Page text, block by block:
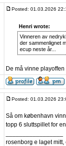
Posted: 01.03.2026
Henri wrote:
Vinneren av
der sammenlignet
ecup neste år...
De må vinne
Posted: 01.03.2026
Så om københavn
topp 6 sluttspillet for
rosenborg e laget mitt,